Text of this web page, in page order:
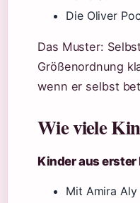
Die Oliver
Das Muster:
Größenordnung
wenn er selbst
Wie viele
Kinder aus erster
Mit Amira